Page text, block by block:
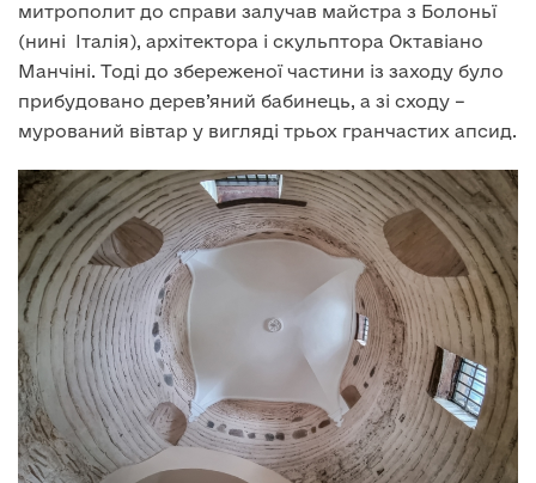
митрополит до справи залучав майстра з Болоньї
(нині Італія), архітектора і скульптора Октавіано
Манчіні. Тоді до збереженої частини із заходу було
прибудовано дерев’яний бабинець, а зі сходу –
мурований вівтар у вигляді трьох гранчастих апсид.